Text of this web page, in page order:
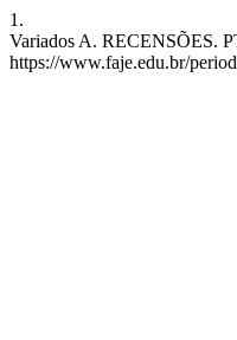
1.
Variados A. RECENSÕES.
https://www.faje.edu.br/